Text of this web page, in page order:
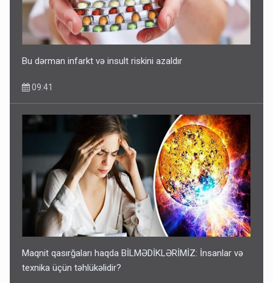
Bu dərman infarkt və insult riskini azaldır
09:41
Maqnit qasırğaları haqda BİLMƏDİKLƏRİMİZ: İnsanlar və
texnika üçün təhlükəlidir?